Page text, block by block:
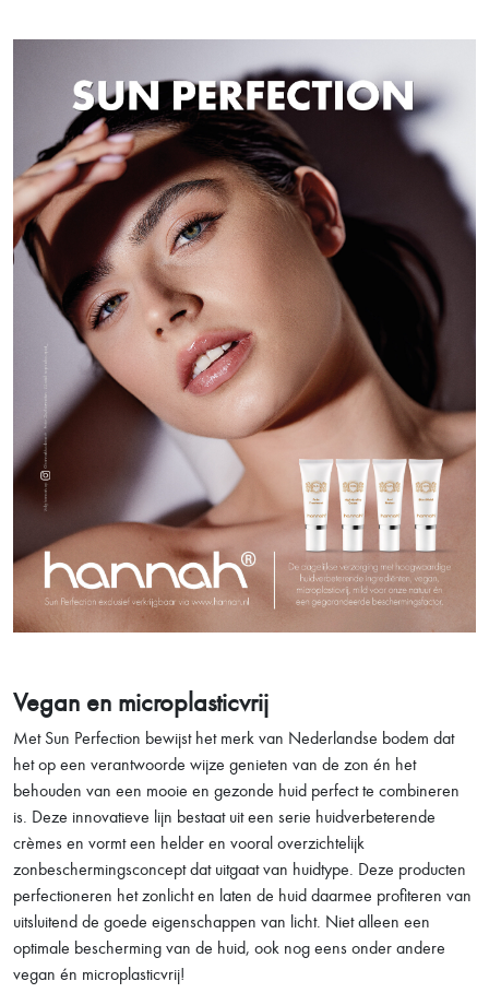
Vegan en microplasticvrij
Met Sun Perfection bewijst het merk van Nederlandse bodem dat
het op een verantwoorde wijze genieten van de zon én het
behouden van een mooie en gezonde huid perfect te combineren
is. Deze innovatieve lijn bestaat uit een serie huidverbeterende
crèmes en vormt een helder en vooral overzichtelijk
zonbeschermingsconcept dat uitgaat van huidtype. Deze producten
perfectioneren het zonlicht en laten de huid daarmee profiteren van
uitsluitend de goede eigenschappen van licht. Niet alleen een
optimale bescherming van de huid, ook nog eens onder andere
vegan én microplasticvrij!